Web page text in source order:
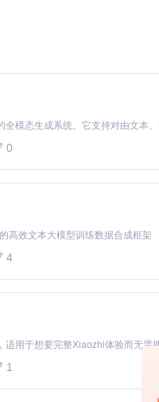
节点了。
0
高效文本大模型训练数据合成框架
4
1